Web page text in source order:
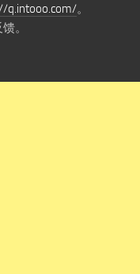
q.intooo.com/。
。